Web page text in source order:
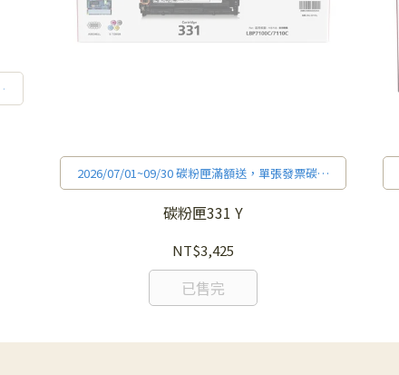
2026/07/01~09/30 碳粉匣滿額送，單張發票碳粉
購買金額滿$3,000，送7-11禮券$300(不適用印表
機加購碳粉活動，每人最高兌換贈品禮券累積金
詳細活動辦法和贈品兌換方式請
見官網促銷訊息。
碳粉匣331 Y
NT$3,425
已售完